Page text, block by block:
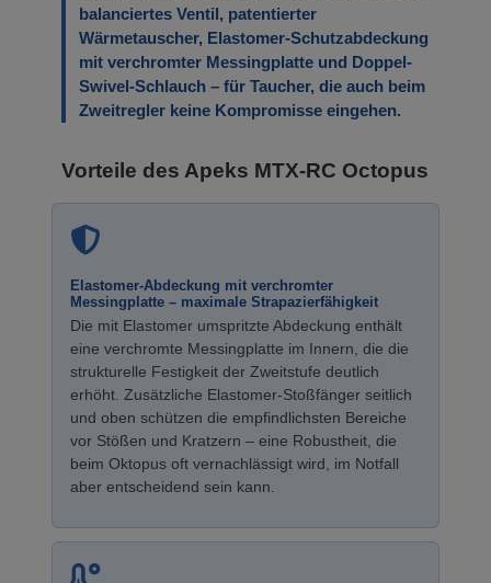
balanciertes Ventil, patentierter
Wärmetauscher, Elastomer-Schutzabdeckung
mit verchromter Messingplatte und Doppel-
Swivel-Schlauch – für Taucher, die auch beim
Zweitregler keine Kompromisse eingehen.
Vorteile des Apeks MTX-RC Octopus
Elastomer-Abdeckung mit verchromter
Messingplatte – maximale Strapazierfähigkeit
Die mit Elastomer umspritzte Abdeckung enthält
eine verchromte Messingplatte im Innern, die die
strukturelle Festigkeit der Zweitstufe deutlich
erhöht. Zusätzliche Elastomer-Stoßfänger seitlich
und oben schützen die empfindlichsten Bereiche
vor Stößen und Kratzern – eine Robustheit, die
beim Oktopus oft vernachlässigt wird, im Notfall
aber entscheidend sein kann.